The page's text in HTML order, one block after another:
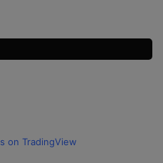
on TradingView